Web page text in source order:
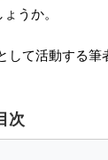
うか。
て活動する筆
次